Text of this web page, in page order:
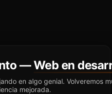
—Web en
en algo genial. Volveremos
mejorada.